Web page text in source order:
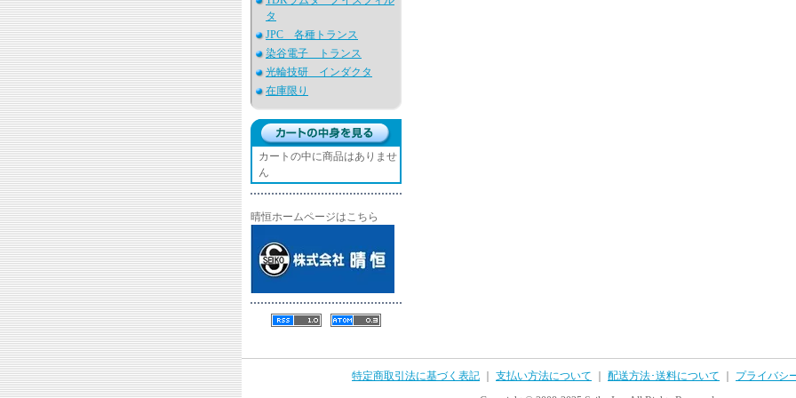
タ
JPC 各種トランス
染谷電子 トランス
光輪技研 インダクタ
在庫限り
カートの中に商品はありませ
ん
晴恒ホームページはこちら
特定商取引法に基づく表記 支払い方法について 配送方法･送料について
プライバシ